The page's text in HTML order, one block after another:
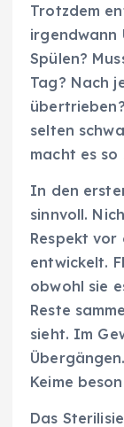
Trotzdem
irgendwann
Spülen?
Tag? Nach
selten
macht es so
In den
sinnvoll.
Respekt vor
entwickelt.
obwohl sie
Reste
sieht. Im
Keime
Das